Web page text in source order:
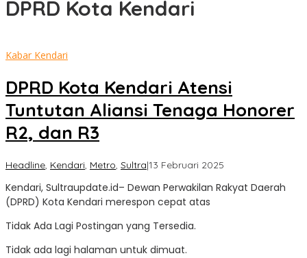
DPRD Kota Kendari
Kabar Kendari
DPRD Kota Kendari Atensi
Tuntutan Aliansi Tenaga Honorer
R2, dan R3
Headline, Kendari, Metro, Sultra|13 Februari 2025
Update
Kendari, Sultraupdate.id– Dewan Perwakilan Rakyat Daerah
(DPRD) Kota Kendari merespon cepat atas
Tidak Ada Lagi Postingan yang Tersedia.
Tidak ada lagi halaman untuk dimuat.